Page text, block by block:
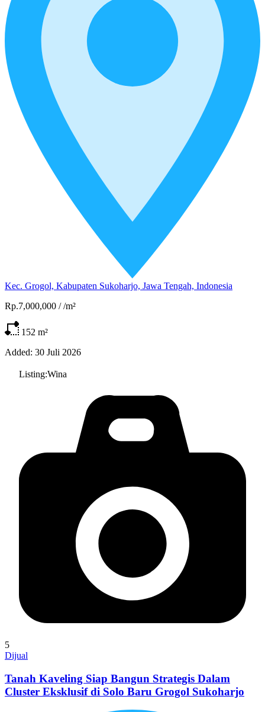
Kec. Grogol, Kabupaten Sukoharjo, Jawa Tengah, Indonesia
Rp.7,000,000 / /m²
152 m²
Added: 30 Juli 2026
Listing:Wina
5
Dijual
Tanah Kaveling Siap Bangun Strategis Dalam
Cluster Eksklusif di Solo Baru Grogol Sukoharjo